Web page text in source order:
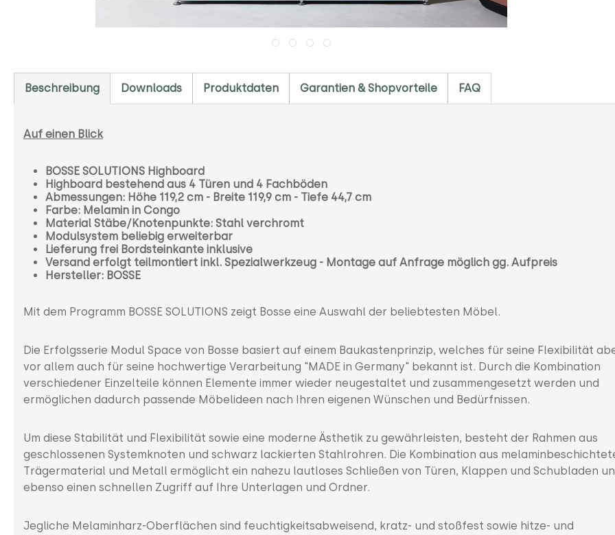
Beschreibung Downloads Produktdaten Garantien & Shopvorteile FAQ
Auf einen Blick
BOSSE SOLUTIONS Highboard
Highboard bestehend aus 4 Türen und 4 Fachböden
Abmessungen: Höhe 119,2 cm - Breite 119,9 cm - Tiefe 44,7 cm
Farbe: Melamin in Congo
Material Stäbe/Knotenpunkte: Stahl verchromt
Modulsystem beliebig erweiterbar
Lieferung frei Bordsteinkante inklusive
Versand erfolgt teilmontiert inkl. Spezialwerkzeug - Montage auf Anfrage möglich gg. Aufpreis
Hersteller: BOSSE
Mit dem Programm BOSSE SOLUTIONS zeigt Bosse eine Auswahl der beliebtesten Möbel.
Die Erfolgsserie Modul Space von Bosse basiert auf einem Baukastenprinzip, welches für seine Flexibilität
vor allem auch für seine hochwertige Verarbeitung "MADE in Germany" bekannt ist. Durch die Kombination
verschiedener Einzelteile können Elemente immer wieder neugestaltet und zusammengesetzt werden und
ermöglichen dadurch passende Möbelideen nach Ihren eigenen Wünschen und Bedürfnissen.
Um diese Stabilität und Flexibilität sowie eine moderne Ästhetik zu gewährleisten, besteht der Rahmen aus
geschlossenen Systemknoten und schwarz lackierten Stahlrohren. Die Kombination aus
Trägermaterial und Metall ermöglicht ein nahezu lautloses Schließen von Türen, Klappen und Schubladen
ebenso einen schnellen Zugriff auf Ihre Unterlagen und Ordner.
Jegliche Melaminharz-Oberflächen sind feuchtigkeitsabweisend, kratz- und stoßfest sowie hitze- und